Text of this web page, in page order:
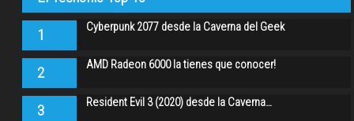
1 Cyberpunk 2077 desde la Caverna del Geek
2 AMD Radeon 6000 la tienes que conocer!
3 Resident Evil 3 (2020) desde la Caverna…